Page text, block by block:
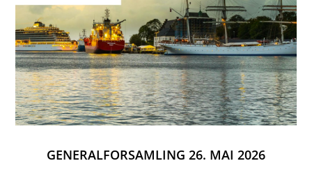
GENERALFORSAMLING 26. MAI 2026